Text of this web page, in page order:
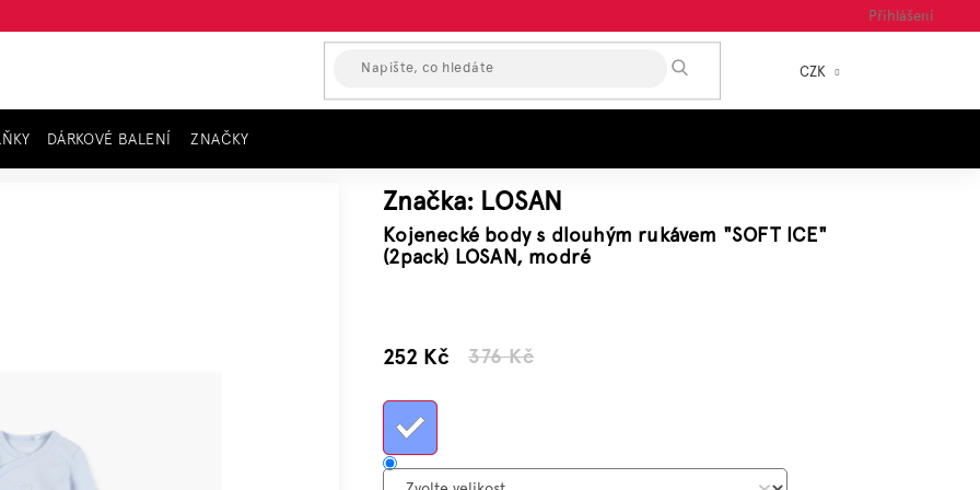
CZK
Přihlášení
DÁRKOVÉ BALENÍ ZNAČKY
Kojenecké body s dlouhým rukávem "SOFT ICE"
(2pack) LOSAN, modré
Značka: LOSAN
376 Kč
252 Kč Měrná